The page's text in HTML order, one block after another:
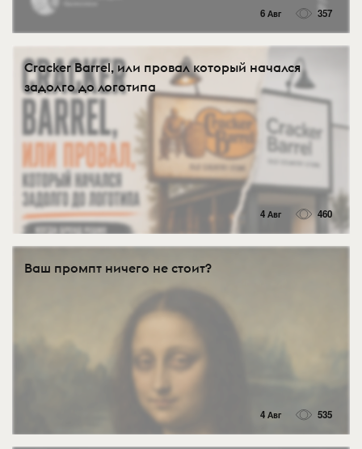
6 Авг 357
Cracker Barrel, или провал который начался
задолго до логотипа
4 Авг 460
Ваш промпт ничего не стоит?
4 Авг 535